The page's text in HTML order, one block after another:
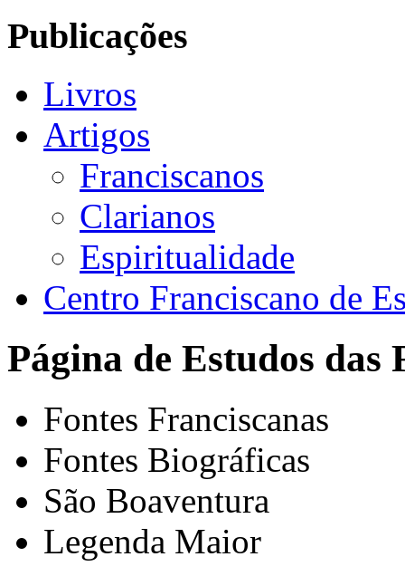
Publicações
Livros
Artigos
Franciscanos
Clarianos
Espiritualidade
Centro Franciscano de
Página de Estudos das
Fontes Franciscanas
Fontes Biográficas
São Boaventura
Legenda Maior